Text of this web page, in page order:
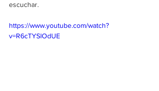
escuchar.
https://www.youtube.com/watch?
v=R6cTYSlOdUE